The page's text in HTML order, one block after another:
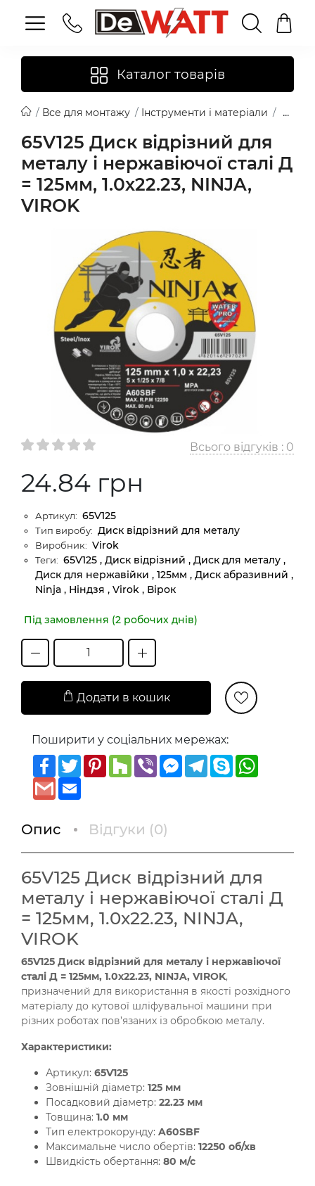
Каталог товарів
Все для монтажу Інструменти і матеріали Диски
65V125 Диск відрізний для
металу і нержавіючої сталі Д
= 125мм, 1.0х22.23, NINJA,
VIROK
Всього відгуків : 0
24.84 грн
Артикул: 65V125
Тип виробу: Диск відрізний для металу
Виробник: Virok
Теги: 65V125 , Диск відрізний , Диск для металу ,
Диск для нержавійки , 125мм , Диск абразивний ,
Ninja , Ніндзя , Virok , Вірок
Під замовлення (2 робочих днів)
Додати в кошик
Поширити у соціальних мережах:
Facebook
TwitterPinterest
HouzzViberMessenger
Telegram
Skype
Gmail
Опис Відгуки (0)
65V125 Диск відрізний для
металу і нержавіючої сталі Д
= 125мм, 1.0х22.23, NINJA,
VIROK
65V125 Диск відрізний для металу і нержавіючої
сталі Д = 125мм, 1.0х22.23, NINJA, VIROK,
призначений для використання в якості розхідного
матеріалу до кутової шліфувальної машини при
різних роботах пов’язаних із обробкою металу.
Характеристики:
Артикул: 65V125
Зовнішній діаметр: 125 мм
Посадковий діаметр: 22.23 мм
Товщина: 1.0 мм
Тип електрокорунду: A60SBF
Максимальне число обертів: 12250 об/хв
Швидкість обертання: 80 м/с